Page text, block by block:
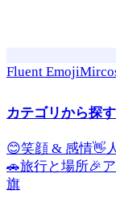
Fluent Emoji
カテゴリから探す
😊笑顔 & 感情👋
🚗旅行と場所🎉
旗